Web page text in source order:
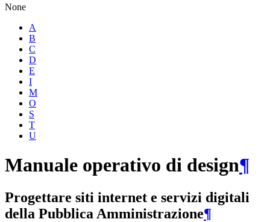
None
A
B
C
D
E
I
M
O
S
T
U
Manuale operativo di design¶
Progettare siti internet e servizi digitali
della Pubblica Amministrazione¶